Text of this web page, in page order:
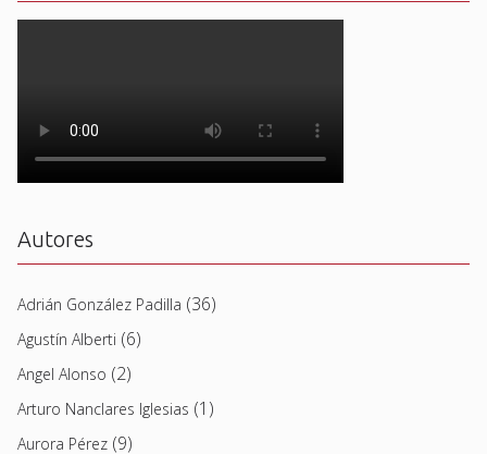
Autores
Adrián González Padilla (36)
Agustín Alberti (6)
Angel Alonso (2)
Arturo Nanclares Iglesias (1)
Aurora Pérez (9)